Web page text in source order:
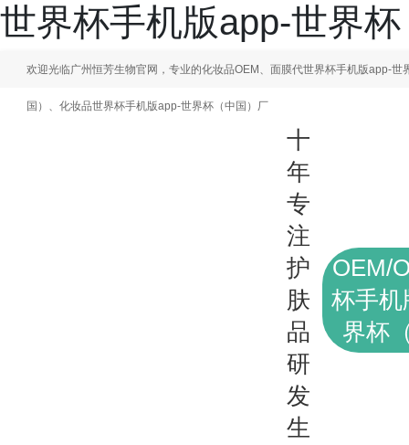
世界杯手机版app-世界
欢迎光临广州恒芳生物官网，专业的化妆品OEM、面膜代世界杯手机版app-世
国）、化妆品世界杯手机版app-世界杯（中国）厂
十
年
专
注
护
肤
品
研
发
生
OEM/
杯手机
界杯